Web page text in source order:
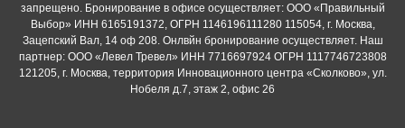
запрещено. Бронирование в офисе осуществляет: ООО «Правильный
Выбор» ИНН 6165191372, ОГРН 1146196111280 115054, г. Москва,
Зацепский Вал, 14 оф 208. Онлвйн бронирование осуществляет. Наш
партнер: ООО «Левел Тревел» ИНН 7716697924 ОГРН 1117746723808
121205, г. Москва, территория Инновационного центра «Сколково», ул.
Нобеля д.7, этаж 2, офис 26